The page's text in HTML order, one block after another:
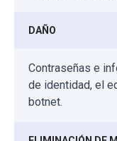
DAÑO
Contraseñas e
de identidad, el
botnet.